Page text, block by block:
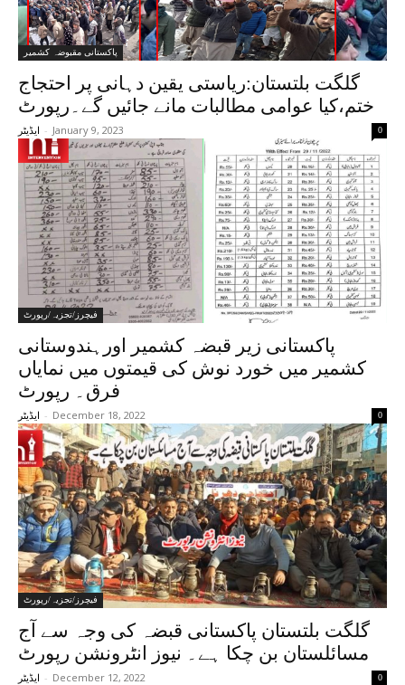
پاکستانی مقبوضہ کشمیر
گلگت بلتستان:ریاستی یقین دہانی پر احتجاج
ختم،کیا عوامی مطالبات مانے جائیں گے۔رپورٹ
ایڈیٹر - January 9, 2023 0
فیچرز/تجزیہ/رپورٹ
پاکستانی زیر قبضہ کشمیر اورہندوستانی
کشمیر میں خورد نوش کی قیمتوں میں نمایاں
فرق۔ رپورٹ
ایڈیٹر - December 18, 2022 0
فیچرز/تجزیہ/رپورٹ
گلگت بلتستان پاکستانی قبضہ کی وجہ سے آج
مسائلستان بن چکا ہے۔ نیوز انٹرونشن رپورٹ
ایڈیٹر - December 12, 2022 0